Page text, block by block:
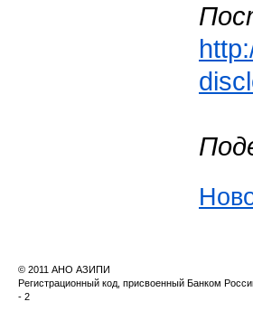
© 2011 АНО АЗИПИ
Регистрационный код, присвоенный Банком
- 2